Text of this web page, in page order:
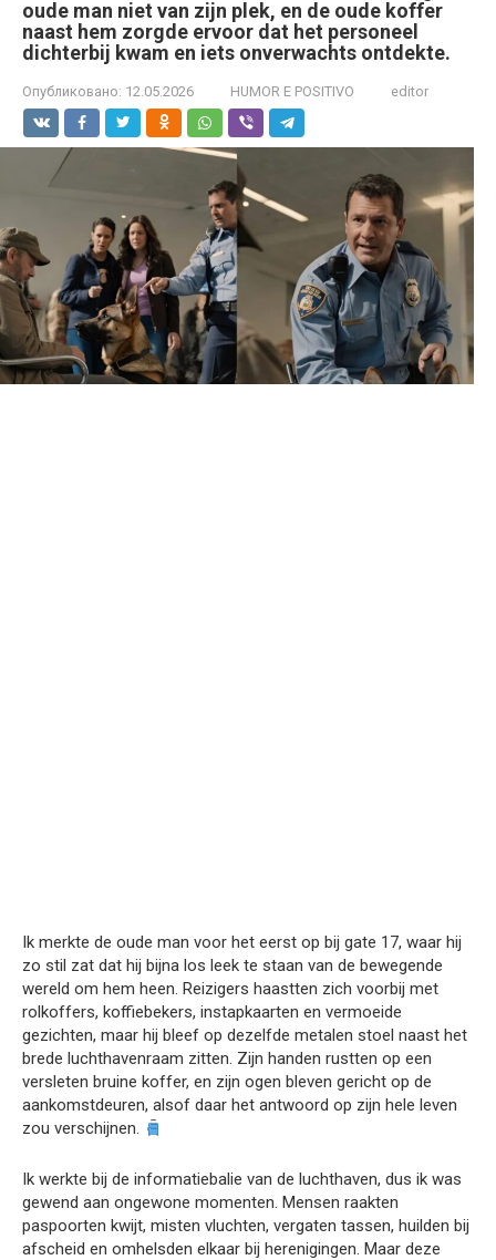
oude man niet van zijn plek, en de oude koffer
naast hem zorgde ervoor dat het personeel
dichterbij kwam en iets onverwachts ontdekte.
Опубликовано: 12.05.2026 HUMOR E POSITIVO editor
Ik merkte de oude man voor het eerst op bij gate 17, waar hij
zo stil zat dat hij bijna los leek te staan van de bewegende
wereld om hem heen. Reizigers haastten zich voorbij met
rolkoffers, koffiebekers, instapkaarten en vermoeide
gezichten, maar hij bleef op dezelfde metalen stoel naast het
brede luchthavenraam zitten. Zijn handen rustten op een
versleten bruine koffer, en zijn ogen bleven gericht op de
aankomstdeuren, alsof daar het antwoord op zijn hele leven
zou verschijnen.
Ik werkte bij de informatiebalie van de luchthaven, dus ik was
gewend aan ongewone momenten. Mensen raakten
paspoorten kwijt, misten vluchten, vergaten tassen, huilden bij
afscheid en omhelsden elkaar bij herenigingen. Maar deze